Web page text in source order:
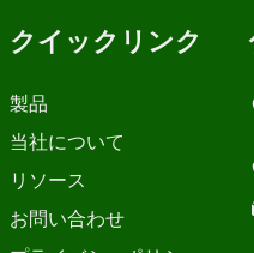
クイックリンク
製品
当社について
リソース
お問い合わせ